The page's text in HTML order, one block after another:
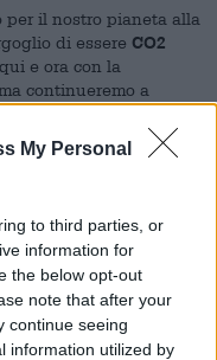
My Personal
to third parties, or
information for
the below opt-out
note that after your
continue seeing
information utilized by
per il nostro pianeta alla
di essere CO2
e ora con la
continueremo a
certificato (numero di
l'organismo di